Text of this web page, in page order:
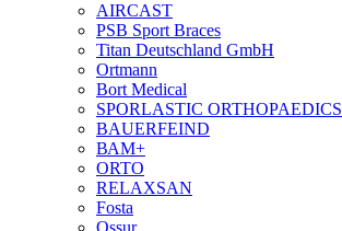
AIRCAST
PSB Sport Braces
Titan Deutschland GmbH
Ortmann
Bort Medical
SPORLASTIC ORTHOPAEDICS
BAUERFEIND
ВАМ+
ORTO
RELAXSAN
Fosta
Ossur